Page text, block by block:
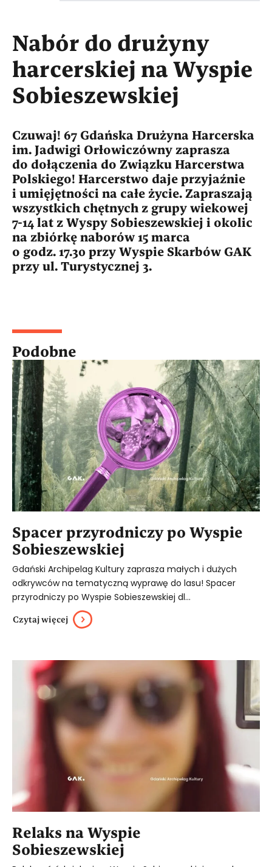
Nabór do drużyny
harcerskiej na Wyspie
Sobieszewskiej
Czuwaj! 67 Gdańska Drużyna Harcerska
im. Jadwigi Orłowiczówny zaprasza
do dołączenia do Związku Harcerstwa
Polskiego! Harcerstwo daje przyjaźnie
i umięjętności na całe życie. Zapraszają
wszystkich chętnych z grupy wiekowej
7-14 lat z Wyspy Sobieszewskiej i okolic
na zbiórkę naborów 15 marca
o godz. 17.30 przy Wyspie Skarbów GAK
przy ul. Turystycznej 3.
Podobne
Spacer przyrodniczy po Wyspie
Sobieszewskiej
Gdański Archipelag Kultury zaprasza małych i dużych
odkrywców na tematyczną wyprawę do lasu! Spacer
przyrodniczy po Wyspie Sobieszewskiej dl...
Czytaj więcej
Relaks na Wyspie
Sobieszewskiej